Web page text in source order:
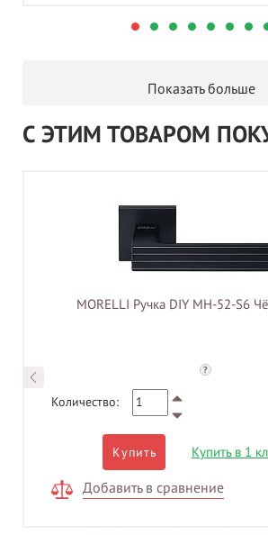
Показать больше
С ЭТИМ ТОВАРОМ
MORELLI Ручка DIY MH-52-S6
?
Количество:
Купить Купить в 1
Добавить в сравнение